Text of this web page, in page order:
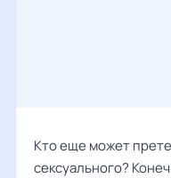
Кто еще может
сексуального?